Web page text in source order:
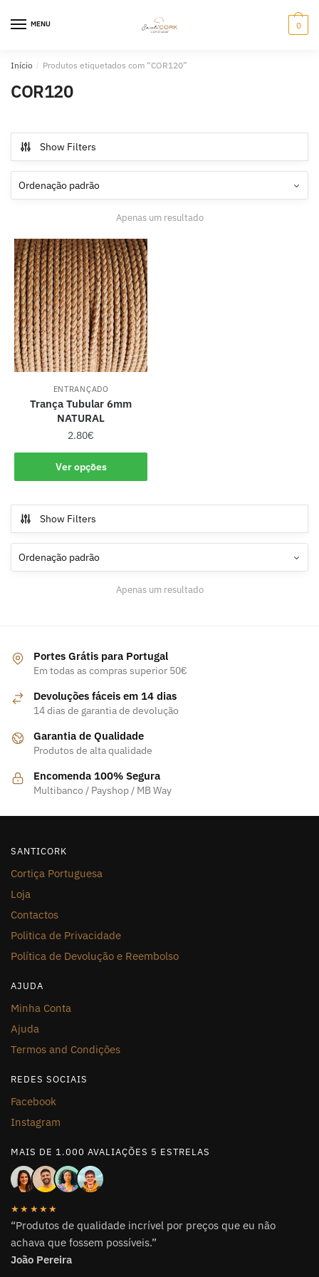
MENU 0
Início / Produtos etiquetados com “COR120”
COR120
Show Filters
Apenas um resultado
ENTRANÇADO
Trança Tubular 6mm
NATURAL
2.80€
Ver opções
Show Filters
Apenas um resultado
Portes Grátis para Portugal
Em todas as compras superior 50€
Devoluções fáceis em 14 dias
14 dias de garantia de devolução
Garantia de Qualidade
Produtos de alta qualidade
Encomenda 100% Segura
Multibanco / Payshop / MB Way
SANTICORK
Cortiça Portuguesa
Loja
Contactos
Politica de Privacidade
Política de Devolução e Reembolso
AJUDA
Minha Conta
Ajuda
Termos and Condições
REDES SOCIAIS
Facebook
Instagram
MAIS DE 1.000 AVALIAÇÕES 5 ESTRELAS
★★★★★
“Produtos de qualidade incrível por preços que eu não
achava que fossem possíveis.”
João Pereira